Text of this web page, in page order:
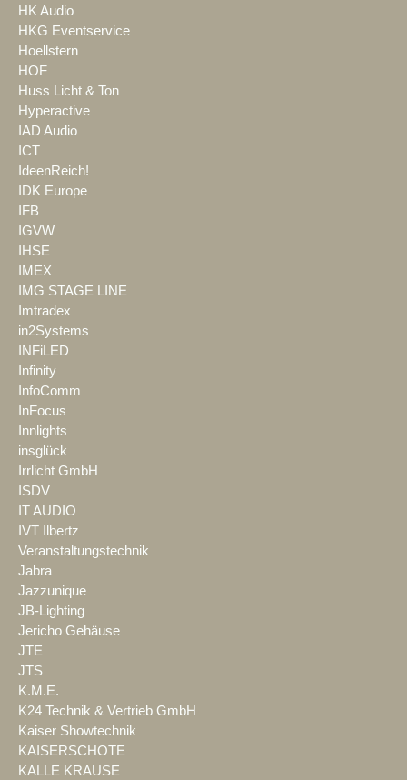
HK Audio
HKG Eventservice
Hoellstern
HOF
Huss Licht & Ton
Hyperactive
IAD Audio
ICT
IdeenReich!
IDK Europe
IFB
IGVW
IHSE
IMEX
IMG STAGE LINE
Imtradex
in2Systems
INFiLED
Infinity
InfoComm
InFocus
Innlights
insglück
Irrlicht GmbH
ISDV
IT AUDIO
IVT Ilbertz
Veranstaltungstechnik
Jabra
Jazzunique
JB-Lighting
Jericho Gehäuse
JTE
JTS
K.M.E.
K24 Technik & Vertrieb GmbH
Kaiser Showtechnik
KAISERSCHOTE
KALLE KRAUSE